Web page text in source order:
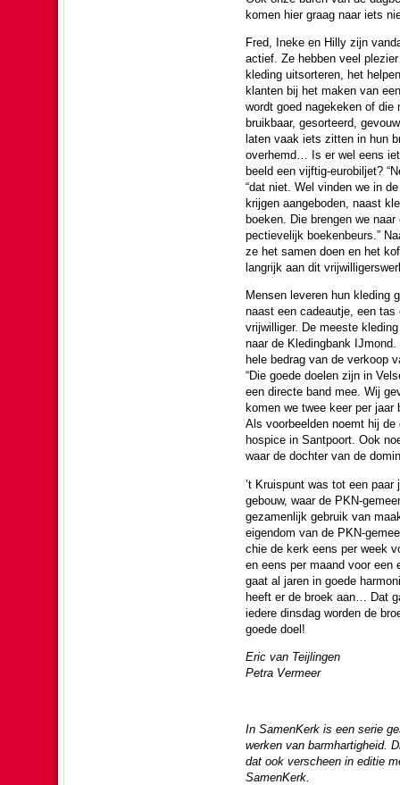
komen hier graag naar iets
Fred, Ineke en Hilly zijn
actief. Ze hebben veel
kle­ding uitsor­te­ren, het
klanten bij het maken van
wordt goed nagekeken of die
bruik­baar, gesor­teerd,
laten vaak iets zitten in hun
overhemd… Is er wel eens
beeld een vijf­tig-eurobiljet?
“dat niet. Wel vin­den we in
krijgen aan­ge­bo­den, naast
boeken. Die brengen we
pec­tie­ve­lijk boekenbeurs.”
ze het samen doen en het
lang­rijk aan dit
Mensen leveren hun kle­ding
naast een cadeautje, een tas
vrij­wil­li­ger. De meeste
naar de Kleding­bank
hele bedrag van de verkoop
“Die goede doelen zijn in
een directe band mee. Wij
komen we twee keer per
Als voor­beel­den noemt hij
hospice in Santpoort. Ook
waar de dochter van de
’t Kruis­punt was tot een
ge­bouw, waar de PKN-
ge­za­men­lijk gebruik van
eigendom van de PKN-
chie de kerk eens per week
en eens per maand voor een
gaat al jaren in goede
heeft er de broek aan… Dat
iedere dins­dag wor­den de
goede doel!
Eric van Teijlingen
Petra Vermeer
In SamenKerk is een serie
werken van barm­har­tig­heid.
dat ook verscheen in editie
SamenKerk.